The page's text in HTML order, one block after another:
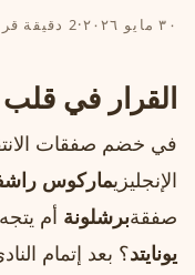
٣٠ مايو ٢٠٢٦ ·2 دقيقة قراءة
القرار في قلب
في خضم صفقات
الإنجليزيماركوس
صفقةبرشلونة أم
يونايتد؟ بعد إتمام